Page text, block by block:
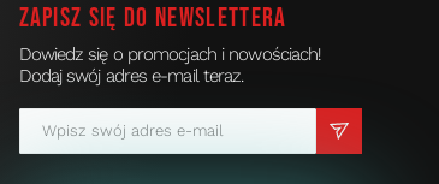
Zapisz się do newslettera
Dowiedz się o promocjach i nowościach!
Dodaj swój adres e-mail teraz.